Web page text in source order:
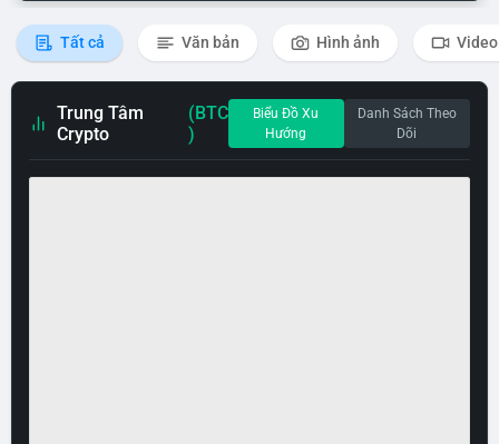
Tất cả Văn bản Hình ảnh Video
Trung Tâm
Crypto
(BTC
)
Biểu Đồ Xu
Hướng
Danh Sách Theo
Dõi